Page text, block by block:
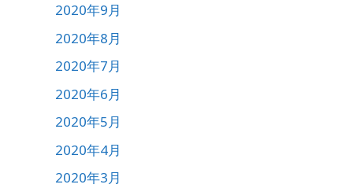
2020年9月
2020年8月
2020年7月
2020年6月
2020年5月
2020年4月
2020年3月